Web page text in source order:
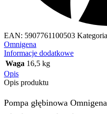
EAN: 5907761100503
Omnigena
Informacje dodatkowe
Waga 16,5 kg
Opis
Opis produktu
Pompa głębinowa